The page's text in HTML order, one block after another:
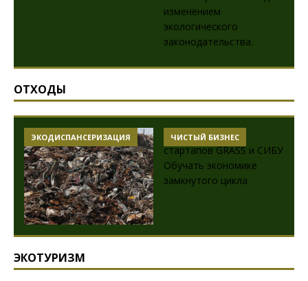
ОТХОДЫ
ЭКОДИСПАНСЕРИЗАЦИЯ ЧИСТЫЙ БИЗНЕС
ЭКОТУРИЗМ